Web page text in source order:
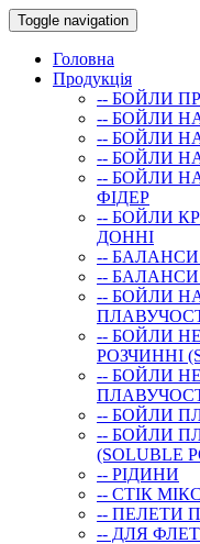
Toggle navigation
Головна
Продукція
-- БОЙЛИ
-- БОЙЛИ
-- БОЙЛИ
-- БОЙЛИ
-- БОЙЛИ
ФIДЕР
-- БОЙЛИ
ДОННІ
-- БАЛАНСИ
-- БАЛАНСИ
-- БОЙЛИ
-- БОЙЛИ
РОЗЧИННІ
-- БОЙЛИ
-- БОЙЛИ
-- БОЙЛИ
(SOLUBLE
-- РIДИНИ
-- СТIК
-- ПЕЛЕТИ
-- ДЛЯ